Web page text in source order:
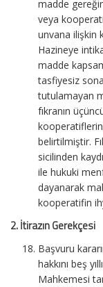
madde
veya
unvana ilişkin
Hazineye
madde
tasfiyesiz
tutulamayan
fıkranın
belirtilmiştir.
sicilinden
ile hukuki
dayanarak
kooperatifin
2. İtirazın Gerekçesi
Başvuru
hakkını beş
Mahkemesi